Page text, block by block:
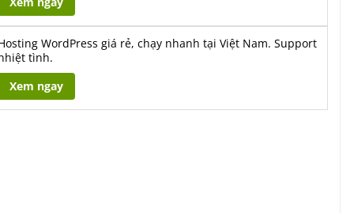
WordPress giá rẻ, chạy nhanh tại Việt Nam. Support
tình.
Xem ngay